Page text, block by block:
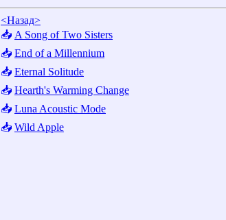
<Назад>
📥 A Song of Two Sisters
📥 End of a Millennium
📥 Eternal Solitude
📥 Hearth's Warming Change
📥 Luna Acoustic Mode
📥 Wild Apple